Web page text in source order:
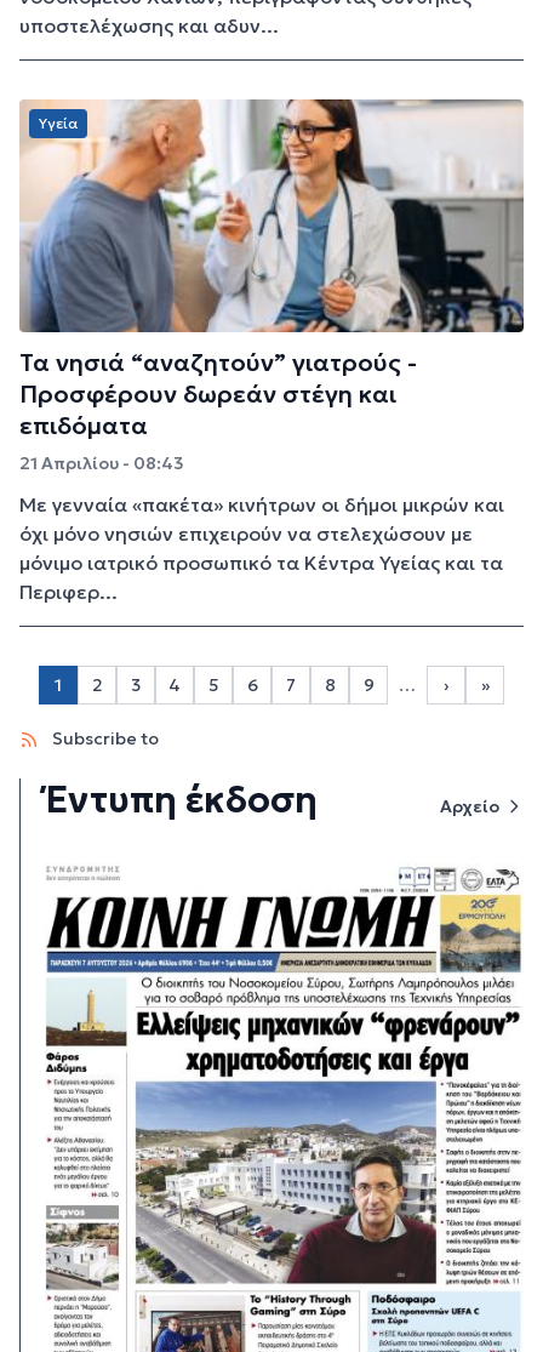
υποστελέχωσης και αδυν...
Υγεία
Τα νησιά “αναζητούν” γιατρούς -
Προσφέρουν δωρεάν στέγη και
επιδόματα
21 Απριλίου - 08:43
Με γενναία «πακέτα» κινήτρων οι δήμοι μικρών και
όχι μόνο νησιών επιχειρούν να στελεχώσουν με
μόνιμο ιατρικό προσωπικό τα Κέντρα Υγείας και τα
Περιφερ...
Σελιδοποίηση
1 Page 2
2 Page 3
3 Page 4
4 Page 5
5 Page 6
6 Page 7
7 Page 8
8 Page 9
9 …
Next page
›
Last
»
Subscribe to
Έντυπη έκδοση Αρχείο